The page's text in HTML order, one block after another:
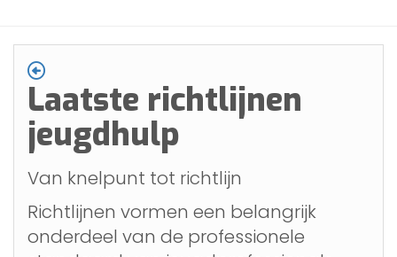
Laatste richtlijnen
jeugdhulp
Van knelpunt tot richtlijn
Richtlijnen vormen een belangrijk
onderdeel van de professionele